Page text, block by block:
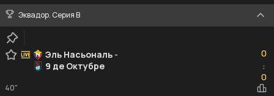
Эквадор. Серия В
Эль Насьональ -
9 де Октубре
0
:0
0
40"